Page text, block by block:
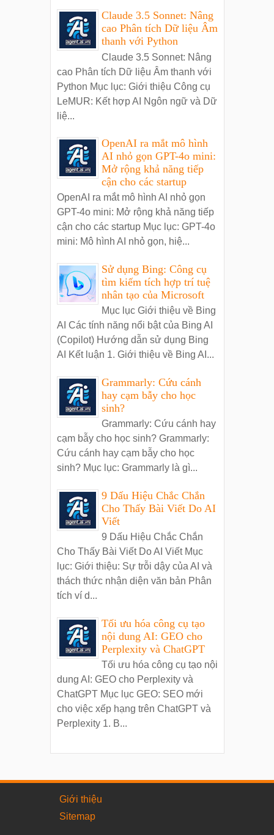
Claude 3.5 Sonnet: Nâng
cao Phân tích Dữ liệu Âm
thanh với Python
Claude 3.5 Sonnet: Nâng
cao Phân tích Dữ liệu Âm thanh với
Python Mục lục: Giới thiệu Công cụ
LeMUR: Kết hợp AI Ngôn ngữ và Dữ
liệ...
OpenAI ra mắt mô hình
AI nhỏ gọn GPT-4o mini:
Mở rộng khả năng tiếp
cận cho các startup
OpenAI ra mắt mô hình AI nhỏ gọn
GPT-4o mini: Mở rộng khả năng tiếp
cận cho các startup Mục lục: GPT-4o
mini: Mô hình AI nhỏ gọn, hiệ...
Sử dụng Bing: Công cụ
tìm kiếm tích hợp trí tuệ
nhân tạo của Microsoft
Mục lục Giới thiệu về Bing
AI Các tính năng nổi bật của Bing AI
(Copilot) Hướng dẫn sử dụng Bing
AI Kết luận 1. Giới thiệu về Bing AI...
Grammarly: Cứu cánh
hay cạm bẫy cho học
sinh?
Grammarly: Cứu cánh hay
cạm bẫy cho học sinh? Grammarly:
Cứu cánh hay cạm bẫy cho học
sinh? Mục lục: Grammarly là gì...
9 Dấu Hiệu Chắc Chắn
Cho Thấy Bài Viết Do AI
Viết
9 Dấu Hiệu Chắc Chắn
Cho Thấy Bài Viết Do AI Viết Mục
lục: Giới thiệu: Sự trỗi dậy của AI và
thách thức nhận diện văn bản Phân
tích ví d...
Tối ưu hóa công cụ tạo
nội dung AI: GEO cho
Perplexity và ChatGPT
Tối ưu hóa công cụ tạo nội
dung AI: GEO cho Perplexity và
ChatGPT Mục lục GEO: SEO mới
cho việc xếp hạng trên ChatGPT và
Perplexity 1. B...
Giới thiệu
Sitemap